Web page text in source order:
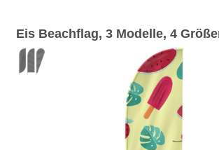
Eis Beachflag, 3 Modelle, 4